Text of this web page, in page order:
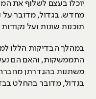
יוכלו בעצם לשלוף את
מחדש. בגדול, מדובר על
תוכנות שונות ועל
במהלך הבדיקות הללו
התממשקות, והאם הם
משתנות בהגדרתן מחברה
בגדול, מדובר בהחלט